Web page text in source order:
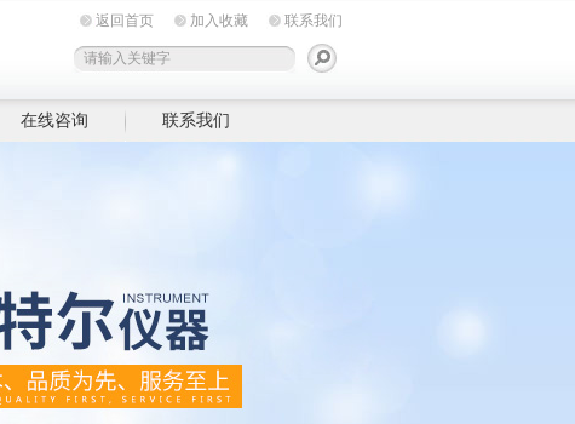
返回首页 加入收藏 联系我们
在线咨询 联系我们